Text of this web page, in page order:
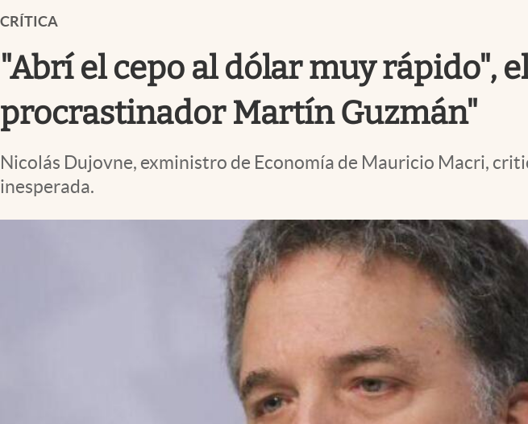
Clima
Eventos Corporativos
El Cronista Studio
Mediakit
abre en nueva pestaña
CRÍTICA
"Abrí el cepo al dólar muy rápido",
procrastinador Martín Guzmán"
Nicolás Dujovne, exministro de Economía de Mauricio Macri,
inesperada.